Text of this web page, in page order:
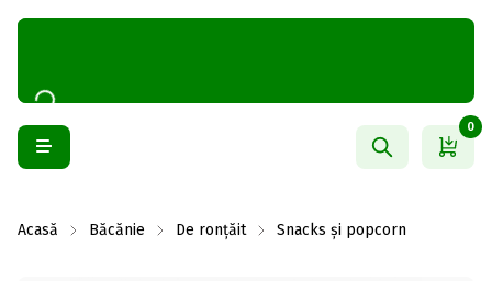
0
Acasă Băcănie De ronțăit Snacks și popcorn